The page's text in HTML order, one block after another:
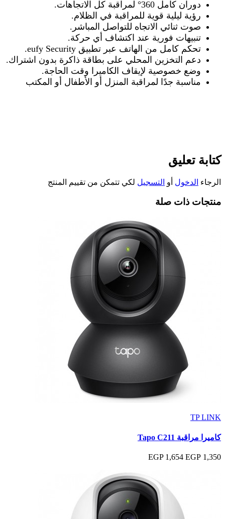
دوران كامل 360° لمراقبة كل الاتجاهات
.
رؤية ليلية قوية للمراقبة في الظلام.
صوت ثنائي الاتجاه للتواصل المباشر .
تنبيهات فورية عند اكتشاف أي حركة.
تحكم كامل من الهاتف عبر تطبيق
دعم التخزين المحلي على بطاقة ذاكرة بدون اشتراك.
وضع خصوصية لإيقاف الكاميرا وقت الحاجة.
مناسبة جدًا لمراقبة المنزل أو الأطفال أو المكتب
كتابة تعليق
الرجاء الدخول أو التسجيل لكي تتمكن من تقييم المنتج
منتجات ذات صلة
TP LINK
كاميرا مراقبة Tapo C211
1,350 EGP
1,654 EGP